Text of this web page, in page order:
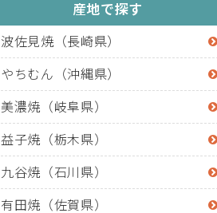
産地で探す
波佐見焼（長崎県）
やちむん（沖縄県）
美濃焼（岐阜県）
益子焼（栃木県）
九谷焼（石川県）
有田焼（佐賀県）